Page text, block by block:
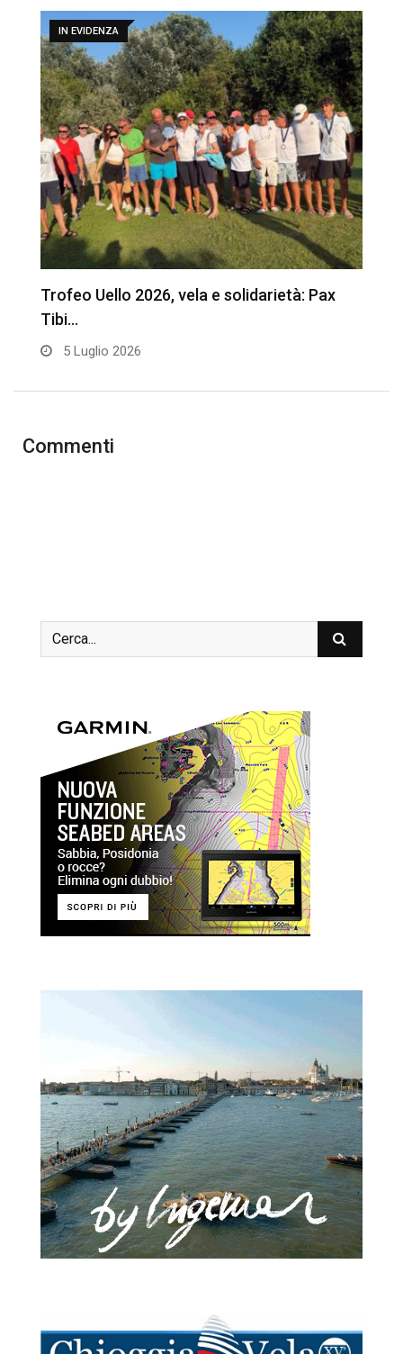
IN EVIDENZA
Trofeo Uello 2026, vela e solidarietà: Pax
Tibi…
5 Luglio 2026
Commenti